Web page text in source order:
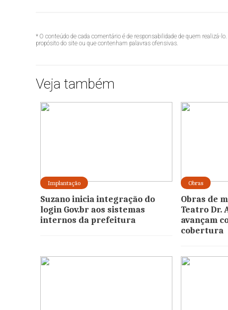
* O conteúdo de cada comentário é de responsabilidade de quem realizá-
propósito do site ou que contenham palavras ofensivas.
Veja também
Implantação
Suzano inicia integração do
login Gov.br aos sistemas
internos da prefeitura
Obras
Obras de
Teatro Dr.
avançam
cobertura